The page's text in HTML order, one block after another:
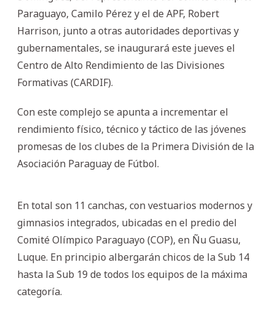
Paraguayo, Camilo Pérez y el de APF, Robert
Harrison, junto a otras autoridades deportivas y
gubernamentales, se inaugurará este jueves el
Centro de Alto Rendimiento de las Divisiones
Formativas (CARDIF).
Con este complejo se apunta a incrementar el
rendimiento físico, técnico y táctico de las jóvenes
promesas de los clubes de la Primera División de la
Asociación Paraguay de Fútbol.
En total son 11 canchas, con vestuarios modernos y
gimnasios integrados, ubicadas en el predio del
Comité Olímpico Paraguayo (COP), en Ñu Guasu,
Luque. En principio albergarán chicos de la Sub 14
hasta la Sub 19 de todos los equipos de la máxima
categoría.